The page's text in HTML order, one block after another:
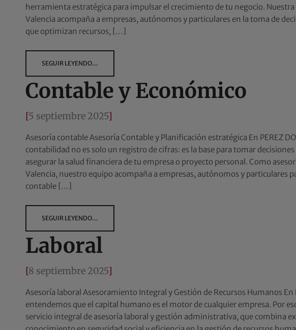
herramienta estratégica para impulsar el crecimiento de tu negocio. Nuestra
Valencia acompaña a empresas, autónomos y particulares en la toma de
que optimizan recursos, […]
SEGUIR LEYENDO...
Contable y Económico
[5 septiembre 2025]
Asesoría contable Asesoría Contable y Planificación estratégica En PEREZ
contabilidad no es solo un registro de cifras: es la base para tomar
asegurar la salud financiera de tu empresa o proyecto personal. Como
Valencia, nuestro equipo acompaña a empresas, autónomos y particulares
contable […]
SEGUIR LEYENDO...
Laboral
[8 septiembre 2025]
Asesoría laboral Asesoramiento Integral y Gestión de Recursos Humanos En
entendemos que el capital humano es el motor de cualquier empresa. Por
servicio integral de asesoría laboral y gestión administrativa, que combina